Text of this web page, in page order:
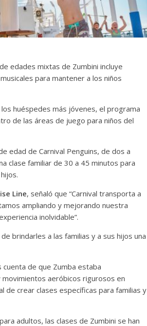
edades mixtas de Zumbini incluye
para mantener a los niños
huéspedes más jóvenes, el programa
de las áreas de juego para niños del
edad de Carnival Penguins, de dos a
clase familiar de 30 a 45 minutos para
Line, señaló que “Carnival transporta a
ampliando y mejorando nuestra
inolvidable”.
brindarles a las familias y a sus hijos una
cuenta de que Zumba estaba
aeróbicos rigurosos en
de crear clases específicas para familias y
adultos, las clases de Zumbini se han